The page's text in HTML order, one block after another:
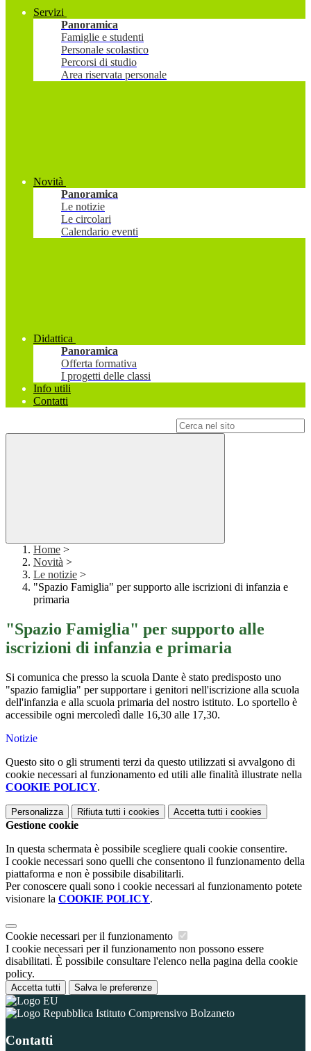
Servizi
Panoramica
Famiglie e studenti
Personale scolastico
Percorsi di studio
Area riservata personale
Novità
Panoramica
Le notizie
Le circolari
Calendario eventi
Didattica
Panoramica
Offerta formativa
I progetti delle classi
Info utili
Contatti
Home >
Novità >
Le notizie >
"Spazio Famiglia" per supporto alle iscrizioni di infanzia e
primaria
"Spazio Famiglia" per supporto alle
iscrizioni di infanzia e primaria
Si comunica che presso la scuola Dante è stato predisposto uno
"spazio famiglia" per supportare i genitori nell'iscrizione alla scuola
dell'infanzia e alla scuola primaria del nostro istituto. Lo sportello è
accessibile ogni mercoledì dalle 16,30 alle 17,30.
Notizie
Questo sito o gli strumenti terzi da questo utilizzati si avvalgono di
cookie necessari al funzionamento ed utili alle finalità illustrate nella
COOKIE POLICY.
Personalizza Rifiuta tutti i cookies Accetta tutti i cookies
Gestione cookie
In questa schermata è possibile scegliere quali cookie consentire.
I cookie necessari sono quelli che consentono il funzionamento della
piattaforma e non è possibile disabilitarli.
Per conoscere quali sono i cookie necessari al funzionamento potete
visionare la COOKIE POLICY.
Cookie necessari per il funzionamento
I cookie necessari per il funzionamento non possono essere
disabilitati. È possibile consultare l'elenco nella pagina della cookie
policy.
Accetta tutti Salva le preferenze
Istituto Comprensivo Bolzaneto
Contatti